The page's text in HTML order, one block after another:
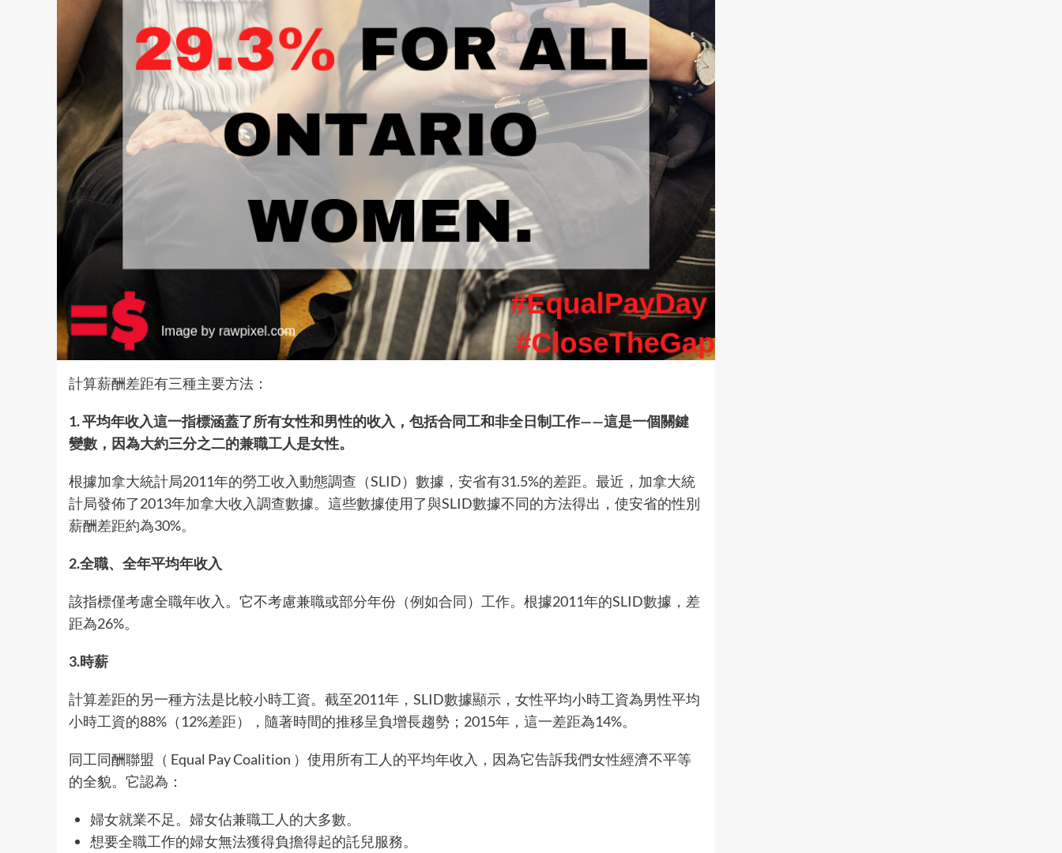
計算薪酬差距有三種主要方法：
1. 平均年收入這一指標涵蓋了所有女性和男性的收入，包括合同工和非全日制工作——這是一個關鍵
變數，因為大約三分之二的兼職工人是女性。
根據加拿大統計局2011年的勞工收入動態調查（SLID）數據，安省有31.5%的差距。最近，加拿大統
計局發佈了2013年加拿大收入調查數據。這些數據使用了與SLID數據不同的方法得出，使安省的性別
薪酬差距約為30%。
2.全職、全年平均年收入
該指標僅考慮全職年收入。它不考慮兼職或部分年份（例如合同）工作。根據2011年的SLID數據，差
距為26%。
3.時薪
計算差距的另一種方法是比較小時工資。截至2011年，SLID數據顯示，女性平均小時工資為男性平均
小時工資的88%（12%差距），隨著時間的推移呈負增長趨勢；2015年，這一差距為14%。
同工同酬聯盟（ Equal Pay Coalition ）使用所有工人的平均年收入，因為它告訴我們女性經濟不平等
的全貌。它認為：
婦女就業不足。婦女佔兼職工人的大多數。
想要全職工作的婦女無法獲得負擔得起的託兒服務。